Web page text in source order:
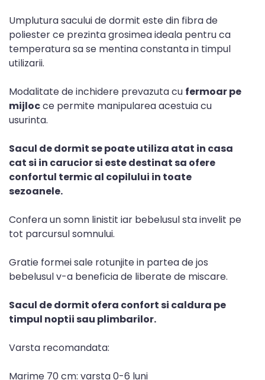
Umplutura sacului de dormit este din fibra de
poliester ce prezinta grosimea ideala pentru ca
temperatura sa se mentina constanta in timpul
utilizarii.
Modalitate de inchidere prevazuta cu fermoar pe
mijlocce permite manipularea acestuia cu
usurinta.
Sacul de dormit se poate utiliza atat in casa
cat si in carucior si este destinat sa ofere
confortul termic al copilului in toate
sezoanele.
Confera un somn linistit iar bebelusul sta invelit pe
tot parcursul somnului.
Gratie formei sale rotunjite in partea de jos
bebelusul v-a beneficia de liberate de miscare.
Sacul de dormit ofera confort si caldura pe
timpul noptii sau plimbarilor.
Varsta recomandata:
Marime 70 cm: varsta 0-6 luni